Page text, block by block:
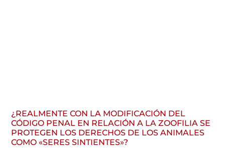
¿REALMENTE CON LA MODIFICACIÓN DEL
CÓDIGO PENAL EN RELACIÓN A LA ZOOFILIA SE
PROTEGEN LOS DERECHOS DE LOS ANIMALES
COMO «SERES SINTIENTES»?